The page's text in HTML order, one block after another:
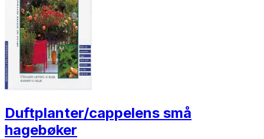
Duftplanter/cappelens små
hagebøker